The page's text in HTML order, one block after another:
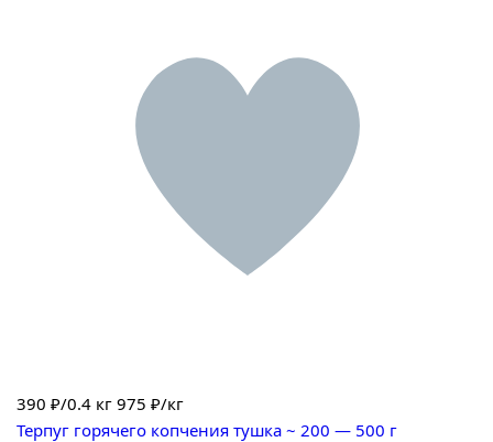
390 ₽/0.4 кг 975 ₽/кг
Терпуг горячего копчения тушка ~ 200 — 500 г